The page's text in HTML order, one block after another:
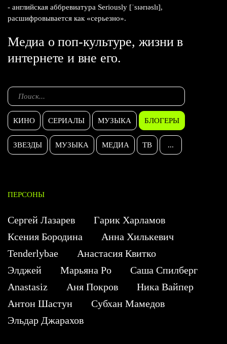
- английская аббревиатура Seriously [ˈsɪərɪəslɪ],
расшифровывается как «серьезно».
Медиа о поп-культуре, жизни в
интернете и вне его.
КИНО СЕРИАЛЫ МУЗЫКА БЛОГЕРЫ
ЗВЕЗДЫ МУЗЫКА МЕДИА ТВ ...
ПЕРСОНЫ
Сергей Лазарев
Гарик Харламов
Ксения Бородина
Анна Хилькевич
Tenderlybae
Анастасия Квитко
Элджей
Марьяна Ро
Саша Спилберг
Anastasiz
Аня Покров
Ника Вайпер
Антон Шастун
Субхан Мамедов
Эльдар Джарахов